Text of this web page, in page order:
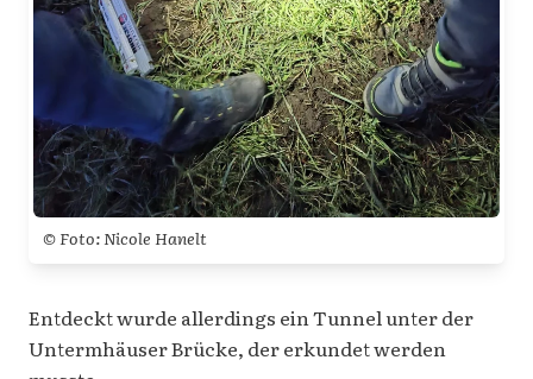
© Foto: Nicole Hanelt
Entdeckt wurde allerdings ein Tunnel unter der
Untermhäuser Brücke, der erkundet werden